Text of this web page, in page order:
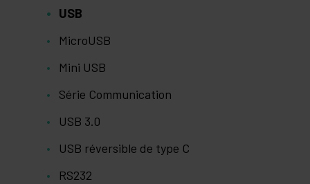
USB
MicroUSB
Mini USB
Série Communication
USB 3.0
USB réversible de type C
RS232